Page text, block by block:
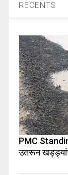
RECENTS
PMC
उतरून